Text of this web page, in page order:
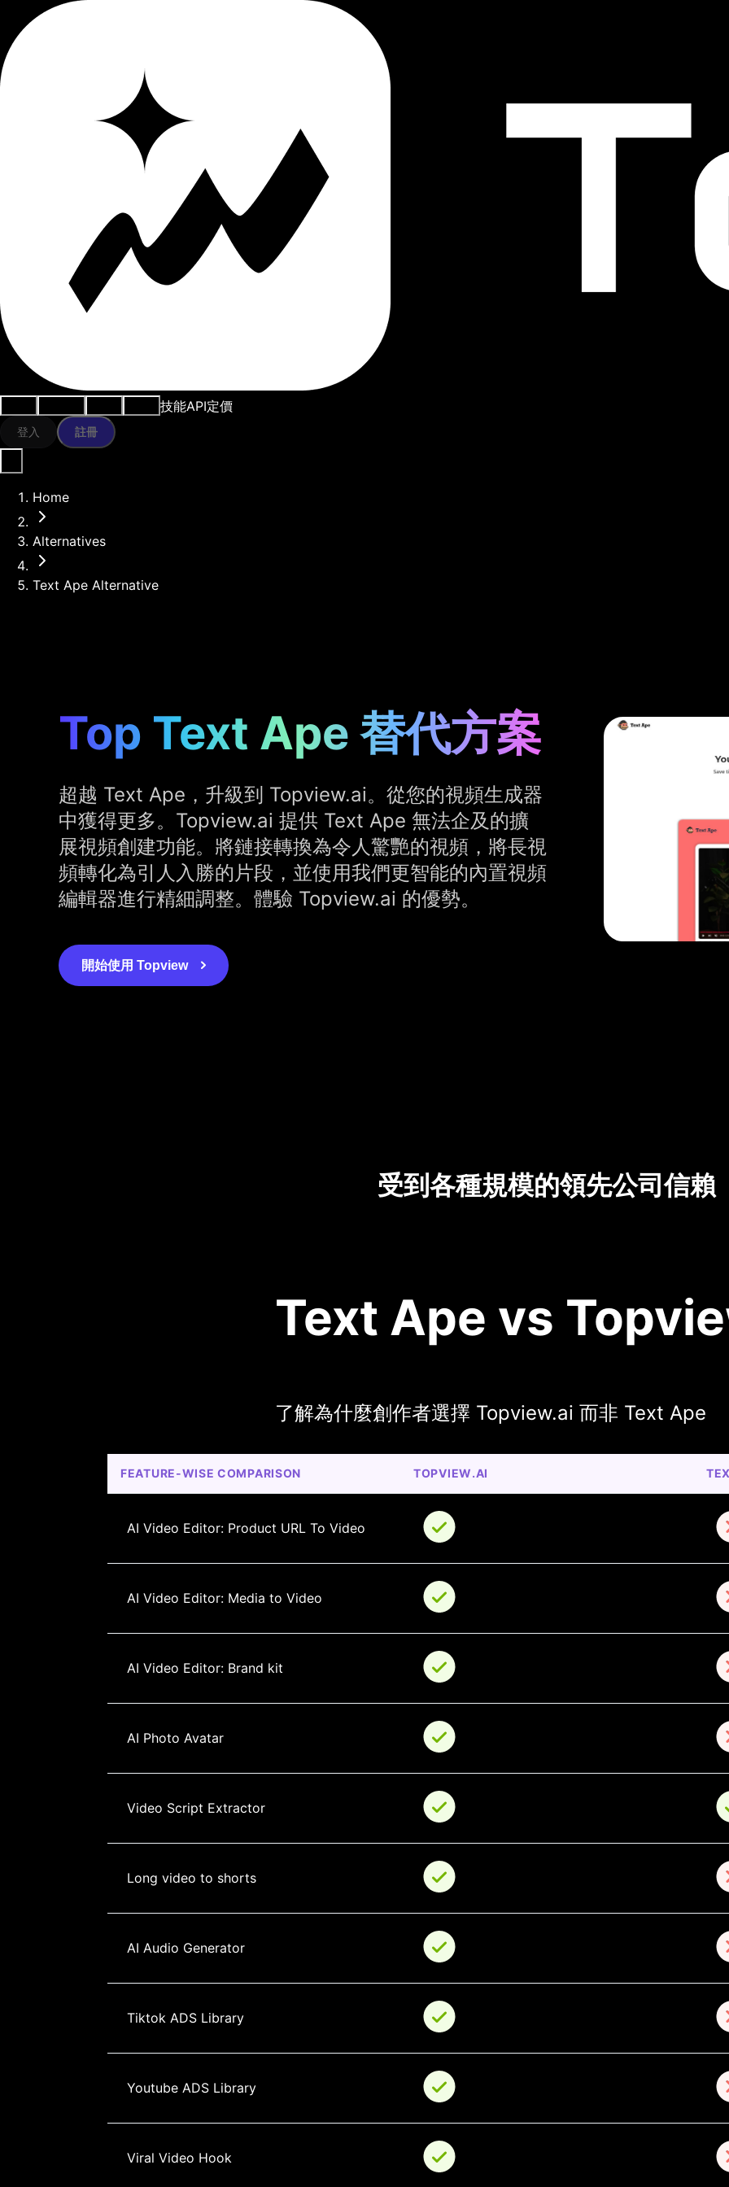
技能API定價
登入 註冊
Home
Alternatives
Text Ape Alternative
Top Text Ape 替代方案
超越 Text Ape，升級到 Topview.ai。從您的視頻生成器
中獲得更多。Topview.ai 提供 Text Ape 無法企及的擴
展視頻創建功能。將鏈接轉換為令人驚艷的視頻，將長視
頻轉化為引人入勝的片段，並使用我們更智能的內置視頻
編輯器進行精細調整。體驗 Topview.ai 的優勢。
開始使用 Topview
受到各種規模的領先公司信賴
Text Ape vs
了解為什麼創作者選擇 Topview.ai 而非 Text Ape
FEATURE-WISE COMPARISON TOPVIEW.AI
AI Video Editor: Product URL To Video
AI Video Editor: Media to Video
AI Video Editor: Brand kit
AI Photo Avatar
Video Script Extractor
Long video to shorts
AI Audio Generator
Tiktok ADS Library
Youtube ADS Library
Viral Video Hook